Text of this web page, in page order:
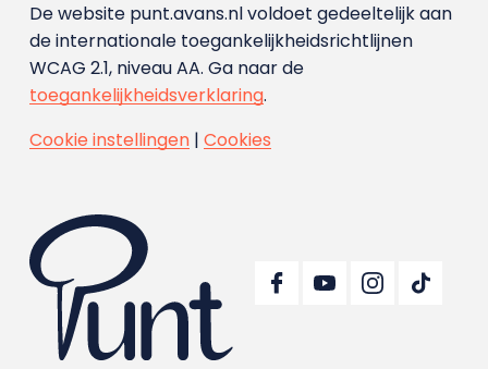
De website punt.avans.nl voldoet gedeeltelijk aan
de internationale toegankelijkheidsrichtlijnen
WCAG 2.1, niveau AA. Ga naar de
toegankelijkheidsverklaring.
Cookie instellingen| Cookies